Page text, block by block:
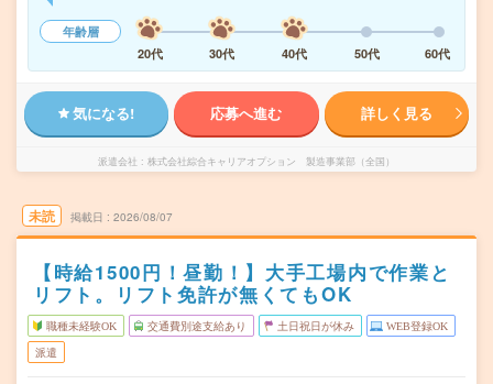
年齢層
20代
30代 40代 50代 60代
気になる! 応募へ進む 詳しく見る
派遣会社 株式会社綜合キャリアオプション 製造事業部（全国）
未読 掲載日 2026/08/07
【時給1500円！昼勤！】大手工場内で作業と
リフト。リフト免許が無くてもOK
職種未経験OK 交通費別途支給あり 土日祝日が休み WEB登録OK
派遣